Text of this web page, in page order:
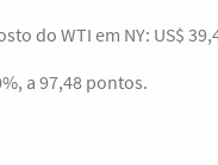
do WTI em NY: US$
a 97,48 pontos.